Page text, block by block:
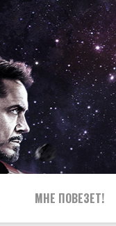
МНЕ ПОВЕЗЕТ!